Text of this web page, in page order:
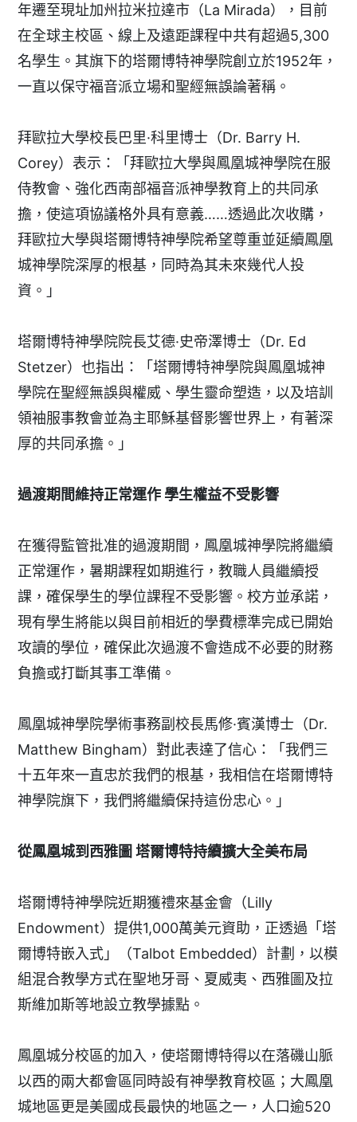
年遷至現址加州拉米拉達市（La Mirada），目前
在全球主校區、線上及遠距課程中共有超過5,300
名學生。其旗下的塔爾博特神學院創立於1952年，
一直以保守福音派立場和聖經無誤論著稱。
拜歐拉大學校長巴里·科里博士（Dr. Barry H.
Corey）表示：「拜歐拉大學與鳳凰城神學院在服
侍教會、強化西南部福音派神學教育上的共同承
擔，使這項協議格外具有意義……透過此次收購，
拜歐拉大學與塔爾博特神學院希望尊重並延續鳳凰
城神學院深厚的根基，同時為其未來幾代人投
資。」
塔爾博特神學院院長艾德·史帝澤博士（Dr. Ed
Stetzer）也指出：「塔爾博特神學院與鳳凰城神
學院在聖經無誤與權威、學生靈命塑造，以及培訓
領袖服事教會並為主耶穌基督影響世界上，有著深
厚的共同承擔。」
過渡期間維持正常運作 學生權益不受影響
在獲得監管批准的過渡期間，鳳凰城神學院將繼續
正常運作，暑期課程如期進行，教職人員繼續授
課，確保學生的學位課程不受影響。校方並承諾，
現有學生將能以與目前相近的學費標準完成已開始
攻讀的學位，確保此次過渡不會造成不必要的財務
負擔或打斷其事工準備。
鳳凰城神學院學術事務副校長馬修·賓漢博士（Dr.
Matthew Bingham）對此表達了信心：「我們三
十五年來一直忠於我們的根基，我相信在塔爾博特
神學院旗下，我們將繼續保持這份忠心。」
從鳳凰城到西雅圖塔爾博特持續擴大全美布局
塔爾博特神學院近期獲禮來基金會（Lilly
Endowment）提供1,000萬美元資助，正透過「塔
爾博特嵌入式」（Talbot Embedded）計劃，以模
組混合教學方式在聖地牙哥、夏威夷、西雅圖及拉
斯維加斯等地設立教學據點。
鳳凰城分校區的加入，使塔爾博特得以在落磯山脈
以西的兩大都會區同時設有神學教育校區；大鳳凰
城地區更是美國成長最快的地區之一，人口逾520